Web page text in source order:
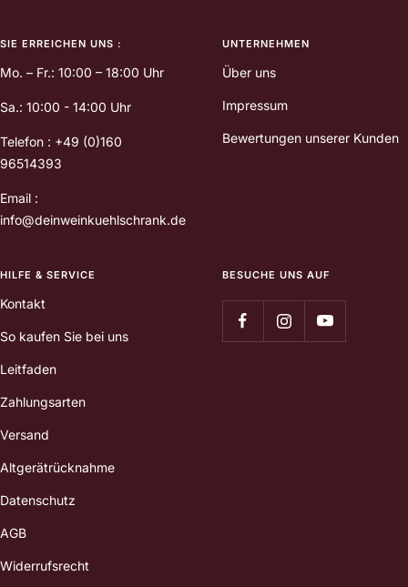
SIE ERREICHEN UNS :
Mo. – Fr.: 10:00 – 18:00 Uhr
Sa.: 10:00 - 14:00 Uhr
Telefon : +49 (0)160
96514393
Email :
info@deinweinkuehlschrank.de
UNTERNEHMEN
Über uns
Impressum
Bewertungen unserer Kunden
HILFE & SERVICE
Kontakt
So kaufen Sie bei uns
Leitfaden
Zahlungsarten
Versand
Altgerätrücknahme
Datenschutz
AGB
Widerrufsrecht
BESUCHE UNS AUF